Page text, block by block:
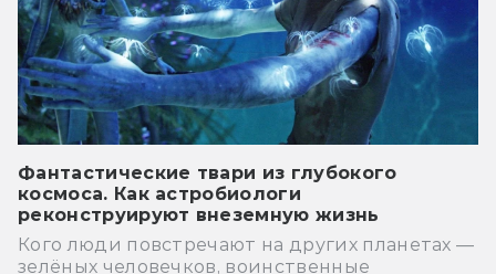
Фантастические твари из глубокого
космоса. Как астробиологи
реконструируют внеземную жизнь
Кого люди повстречают на других планетах —
зелёных человечков, воинственные